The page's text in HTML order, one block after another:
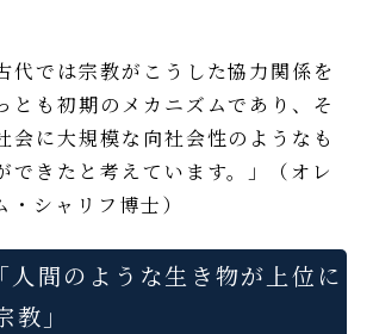
代では宗教がこうした協力関係を
とも初期のメカニズムであり、そ
会に大規模な向社会性のようなも
できたと考えています。」（オレ
・シャリフ博士）
人間のような生き物が上位に
」